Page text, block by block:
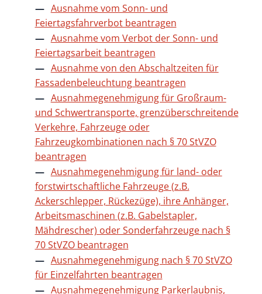
Ausnahme vom Sonn- und
Feiertagsfahrverbot beantragen
Ausnahme vom Verbot der Sonn- und
Feiertagsarbeit beantragen
Ausnahme von den Abschaltzeiten für
Fassadenbeleuchtung beantragen
Ausnahmegenehmigung für Großraum-
und Schwertransporte, grenzüberschreitende
Verkehre, Fahrzeuge oder
Fahrzeugkombinationen nach § 70 StVZO
beantragen
Ausnahmegenehmigung für land- oder
forstwirtschaftliche Fahrzeuge (z.B.
Ackerschlepper, Rückezüge), ihre Anhänger,
Arbeitsmaschinen (z.B. Gabelstapler,
Mähdrescher) oder Sonderfahrzeuge nach §
70 StVZO beantragen
Ausnahmegenehmigung nach § 70 StVZO
für Einzelfahrten beantragen
Ausnahmegenehmigung Parkerlaubnis,